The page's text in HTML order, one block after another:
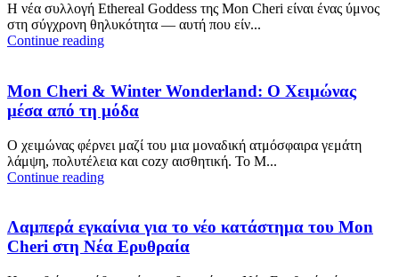
Η νέα συλλογή Ethereal Goddess της Mon Cheri είναι ένας ύμνος
στη σύγχρονη θηλυκότητα — αυτή που είν...
Continue reading
Mon Cheri & Winter Wonderland: Ο Χειμώνας
μέσα από τη μόδα
Ο χειμώνας φέρνει μαζί του μια μοναδική ατμόσφαιρα γεμάτη
λάμψη, πολυτέλεια και cozy αισθητική. Το M...
Continue reading
Λαμπερά εγκαίνια για το νέο κατάστημα του Mon
Cheri στη Νέα Ερυθραία